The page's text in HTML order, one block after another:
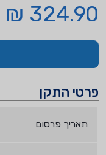
324.90 ₪
פרטי התקן
תאריך פרסום